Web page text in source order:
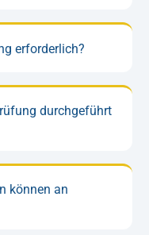
erforderlich?
durchgeführt
können an